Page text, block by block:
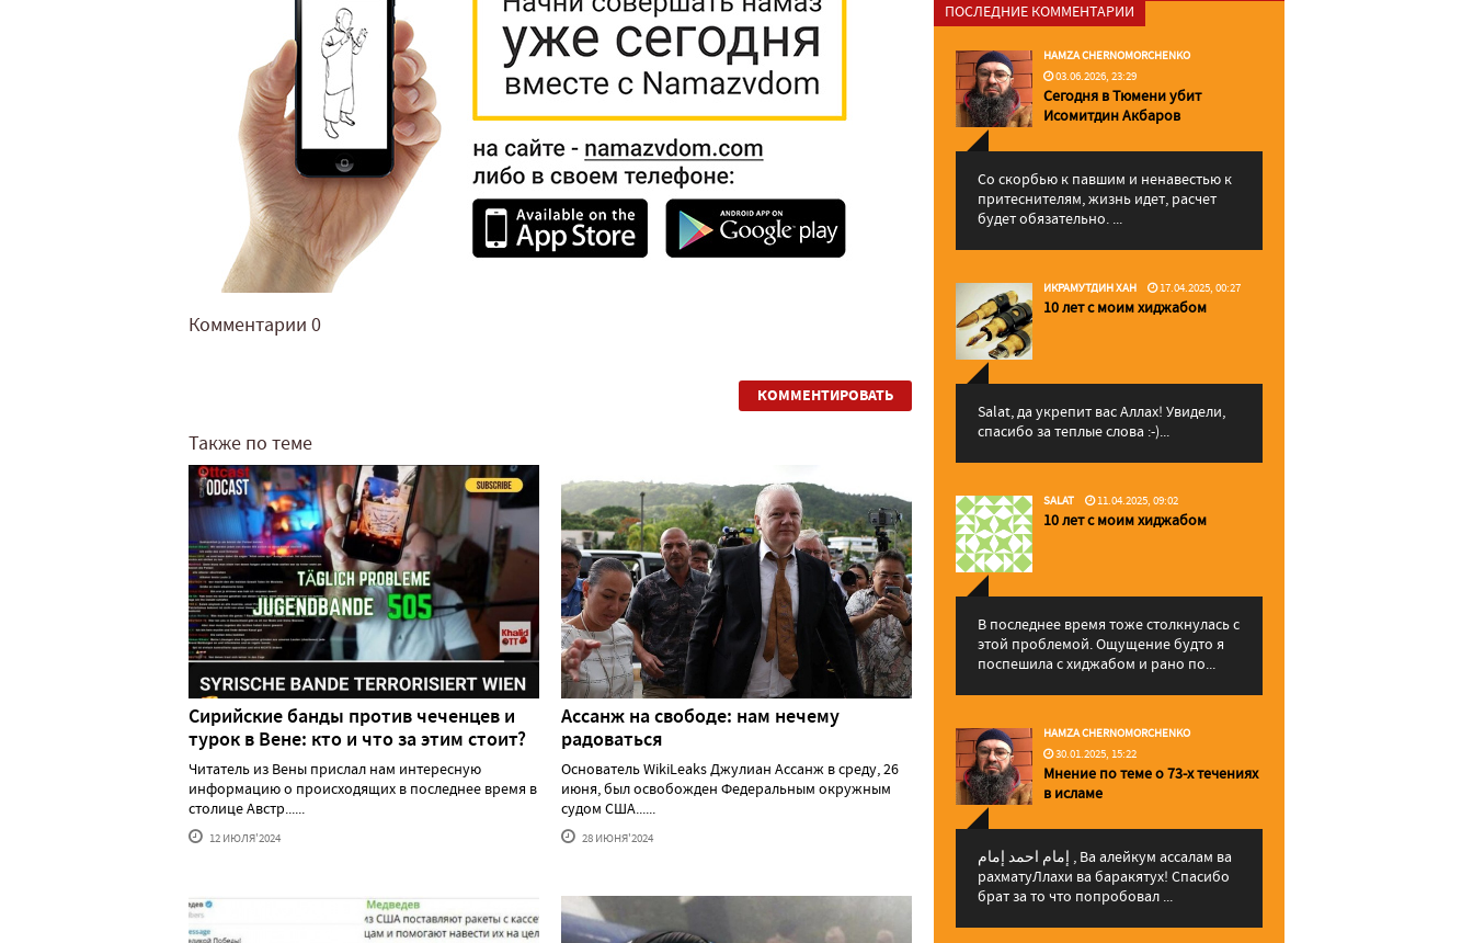
Комментарии 0
КОММЕНТИРОВАТЬ
Также по теме
Сирийские банды против чеченцев и
турок в Вене: кто и что за этим стоит?
Читатель из Вены прислал нам интересную
информацию о происходящих в последнее время в
столице Австр......
12 ИЮЛЯ'2024
Ассанж на свободе: нам нечему
радоваться
Основатель WikiLeaks Джулиан Ассанж в среду, 26
июня, был освобожден Федеральным окружным
судом США......
28 ИЮНЯ'2024
ПОСЛЕДНИЕ КОММЕНТАРИИ
HAMZA CHERNOMORCHENKO
03.06.2026, 23:29
Сегодня в Тюмени убит
Исомитдин Акбаров
Со скорбью к павшим и ненавестью к
притеснителям, жизнь идет, расчет
будет обязательно. ...
ИКРАМУТДИН ХАН 17.04.2025, 00:27
10 лет с моим хиджабом
Salat, да укрепит вас Аллаx! Увидели,
спасибо за теплые слова :-)...
SALAT 11.04.2025, 09:02
10 лет с моим хиджабом
В последнее время тоже столкнулась с
этой проблемой. Ощущение будто я
поспешила с хиджабом и рано по...
HAMZA CHERNOMORCHENKO
30.01.2025, 15:22
Мнение по теме о 73-х течениях
в исламе
إمام احمد إمام , Ва алейкум ассалам ва
рахматуЛлахи ва баракятух! Спасибо
брат за то что попробовал ...